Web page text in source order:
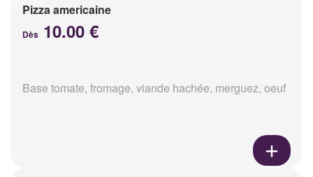
Pizza americaine
Dès 10.00 €
Base tomate, fromage, viande hachée, merguez, oeuf